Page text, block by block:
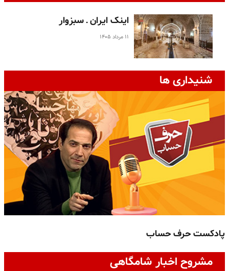
اینک ایران ـ سبزوار
۱۱ مرداد ۱۴۰۵
شنیداری ها
پادکست حرف حساب
مشروح اخبار شامگاهی